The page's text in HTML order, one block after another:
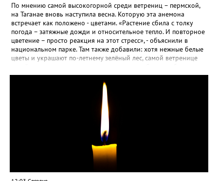
По мнению самой высокогорной среди ветрениц – пермской,
на Таганае вновь наступила весна. Которую эта анемона
встречает как положено - цветами. «Растение сбила с толку
погода – затяжные дожди и относительное тепло. И повторное
цветение – просто реакция на этот стресс», - объяснили в
национальном парке. Там также добавили: хотя нежные белые
цветы и украшают по-летнему зелёный лес, самой ветренице
силы перед долгой зимовкой.